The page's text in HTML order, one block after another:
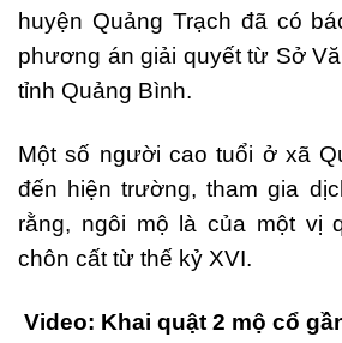
huyện Quảng Trạch đã có
phương án giải quyết từ Sở
tỉnh Quảng Bình.
Một số người cao tuổi ở xã
đến hiện trường, tham gia
rằng, ngôi mộ là của một vị
chôn cất từ thế kỷ XVI.
Video: Khai quật 2 mộ cổ